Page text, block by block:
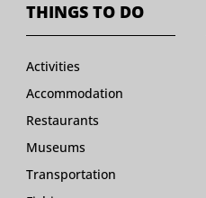
THINGS TO DO
Activities
Accommodation
Restaurants
Museums
Transportation